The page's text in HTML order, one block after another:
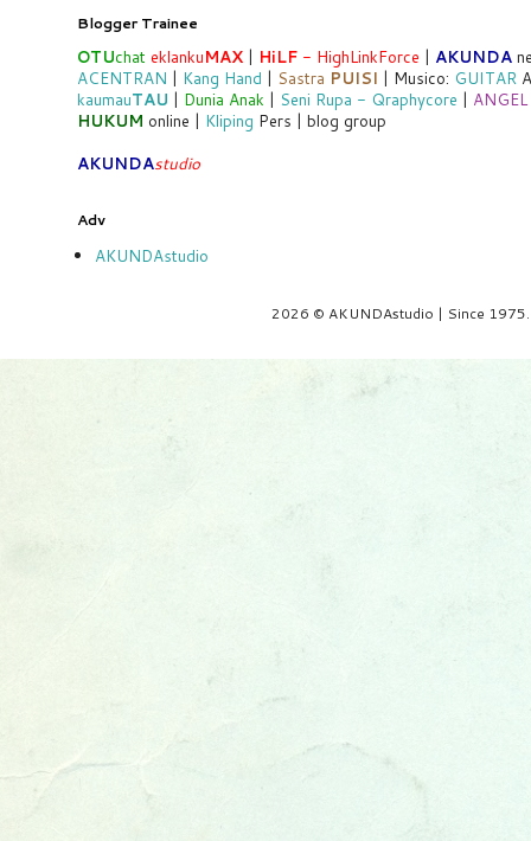
Blogger Trainee
OTUchat eklankuMAX | HiLF - HighLinkForce | AKUNDA
ACENTRAN | Kang Hand | Sastra PUISI | Musico: GUITAR
kaumauTAU | Dunia Anak | Seni Rupa - Qraphycore |
HUKUM online | Kliping Pers | blog group
AKUNDAstudio
Adv
AKUNDAstudio
2026 © AKUNDAstudio | Since